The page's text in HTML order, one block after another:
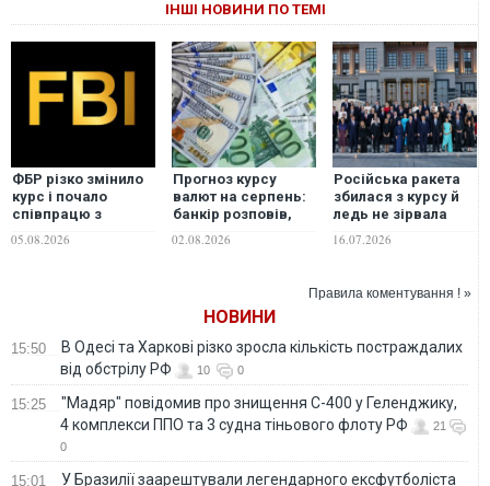
ІНШІ НОВИНИ ПО ТЕМІ
ФБР різко змінило
курс і почало
співпрацю з
Reuters
05.08.2026
Прогноз курсу
валют на серпень:
банкір розповів,
долара та євро
02.08.2026
Російська ракета
збилася з курсу й
ледь не зірвала
Туреччині зчинили
16.07.2026
Правила коментування ! »
НОВИНИ
15:50
В Одесі та Харкові різко зросла кількість постраждалих
від обстрілу РФ
10 0
15:25
"Мадяр" повідомив про знищення С-400 у Геленджику,
4 комплекси ППО та 3 судна тіньового флоту РФ
21
0
15:01
У Бразилії заарештували легендарного ексфутболіста